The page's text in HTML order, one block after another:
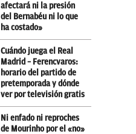
afectará ni la presión
del Bernabéu ni lo que
ha costado»
Cuándo juega el Real
Madrid – Ferencvaros:
horario del partido de
pretemporada y dónde
ver por televisión gratis
Ni enfado ni reproches
de Mourinho por el «no»